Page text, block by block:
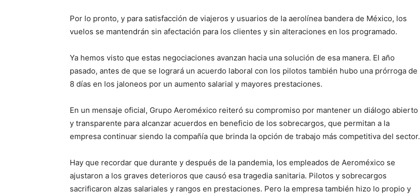
Por lo pronto, y para satisfacción de viajeros y usuarios de la aerolínea bandera de México, los
vuelos se mantendrán sin afectación para los clientes y sin alteraciones en los programado.
Ya hemos visto que estas negociaciones avanzan hacia una solución de esa manera. El año
pasado, antes de que se logrará un acuerdo laboral con los pilotos también hubo una prórroga de
8 días en los jaloneos por un aumento salarial y mayores prestaciones.
En un mensaje oficial, Grupo Aeroméxico reiteró su compromiso por mantener un diálogo abierto
y transparente para alcanzar acuerdos en beneficio de los sobrecargos, que permitan a la
empresa continuar siendo la compañía que brinda la opción de trabajo más competitiva del sector.
Hay que recordar que durante y después de la pandemia, los empleados de Aeroméxico se
ajustaron a los graves deterioros que causó esa tragedia sanitaria. Pilotos y sobrecargos
sacrificaron alzas salariales y rangos en prestaciones. Pero la empresa también hizo lo propio y